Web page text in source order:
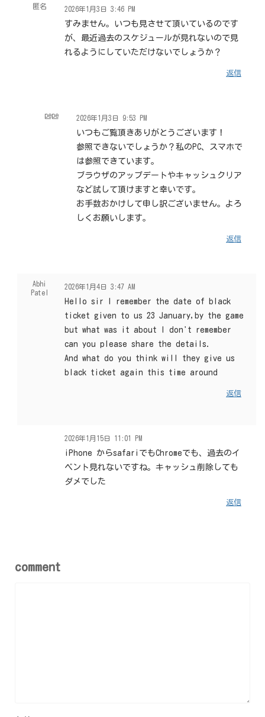
匿名 2026年1月3日 3:46 PM
すみません。いつも見させて頂いているのです
が、最近過去のスケジュールが見れないので見
れるようにしていただけないでしょうか？
返信
pepe 2026年1月3日 9:53 PM
いつもご覧頂きありがとうございます！
参照できないでしょうか？私のPC、スマホで
は参照できています。
ブラウザのアップデートやキャッシュクリア
など試して頂けますと幸いです。
お手数おかけして申し訳ございません。よろ
しくお願いします。
返信
Abhi
Patel
2026年1月4日 3:47 AM
Hello sir I remember the date of black
ticket given to us 23 January,by the game
but what was it about I don't remember
can you please share the details.
And what do you think will they give us
black ticket again this time around
返信
2026年1月15日 11:01 PM
iPhone からsafariでもChromeでも、過去のイ
ベント見れないですね。キャッシュ削除しても
ダメでした
返信
comment